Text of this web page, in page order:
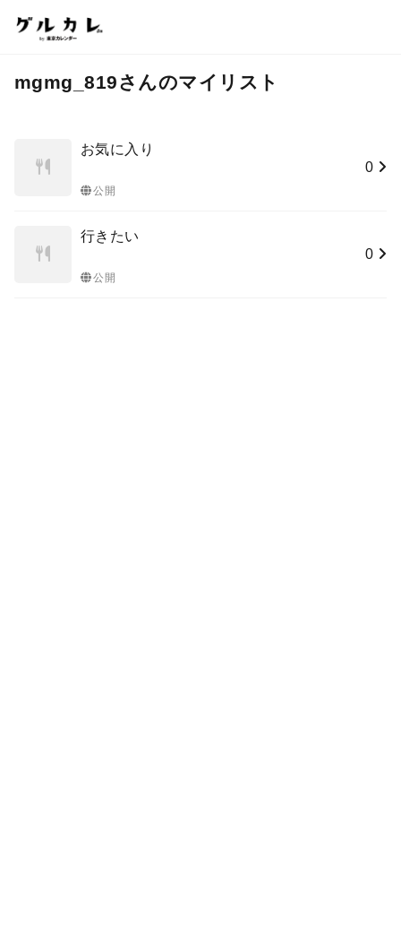
mgmg_819さんのマイリスト
お気に入り
公開
0
行きたい
公開
0